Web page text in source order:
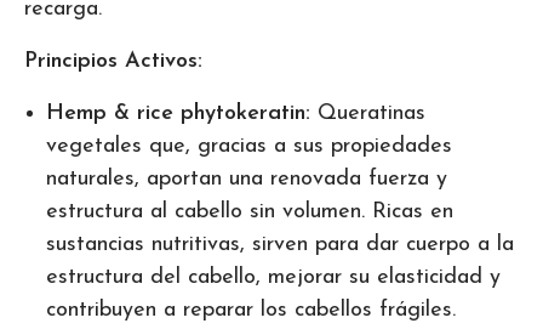
recarga.
Principios Activos:
Hemp & rice phytokeratin: Queratinas
vegetales que, gracias a sus propiedades
naturales, aportan una renovada fuerza y
estructura al cabello sin volumen. Ricas en
sustancias nutritivas, sirven para dar cuerpo a la
estructura del cabello, mejorar su elasticidad y
contribuyen a reparar los cabellos frágiles.